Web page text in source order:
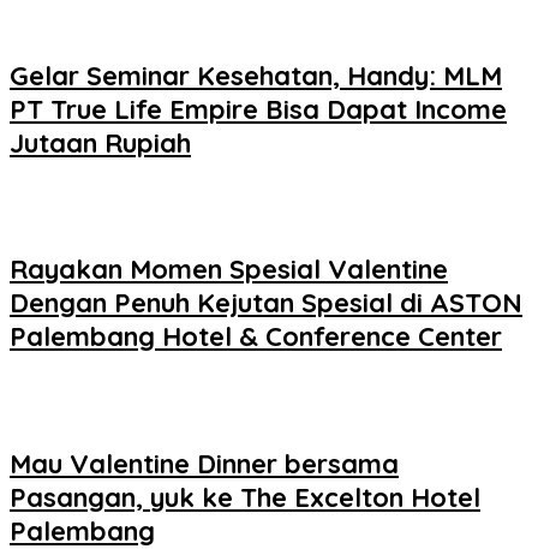
Gelar Seminar Kesehatan, Handy: MLM
PT True Life Empire Bisa Dapat Income
Jutaan Rupiah
Rayakan Momen Spesial Valentine
Dengan Penuh Kejutan Spesial di ASTON
Palembang Hotel & Conference Center
Mau Valentine Dinner bersama
Pasangan, yuk ke The Excelton Hotel
Palembang